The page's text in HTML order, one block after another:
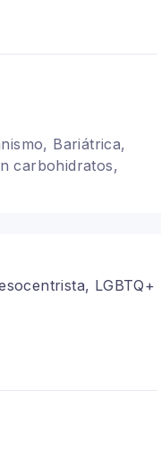
Bariátrica,
carbohidratos,
LGBTQ+